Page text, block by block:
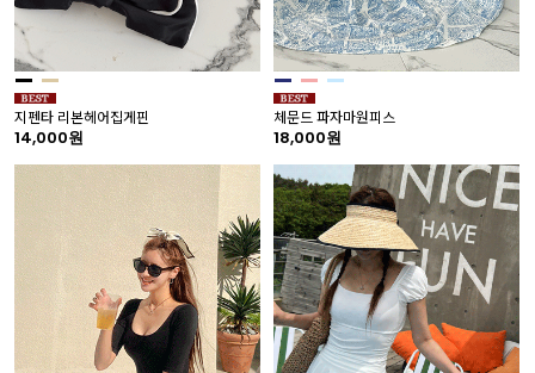
지펜타 리본헤어집게핀
14,000원
체문드 파자마원피스
18,000원